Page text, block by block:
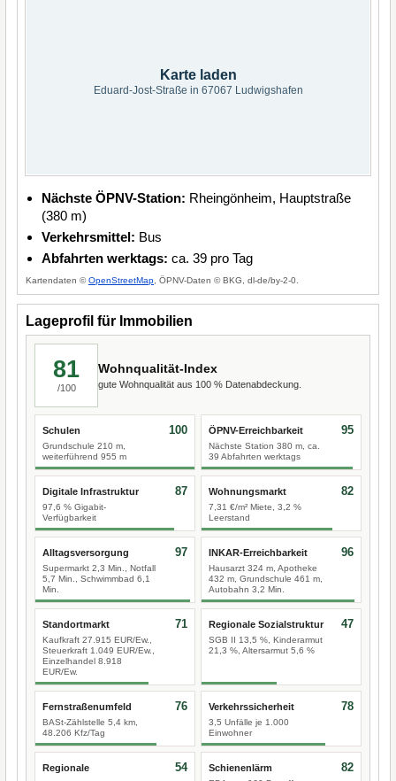
Karte laden
Eduard-Jost-Straße in 67067 Ludwigshafen
Nächste ÖPNV-Station: Rheingönheim, Hauptstraße
(380 m)
Verkehrsmittel: Bus
Abfahrten werktags: ca. 39 pro Tag
Kartendaten ©OpenStreetMap , ÖPNV-Daten © BKG, dl-de/by-2-0.
Lageprofil für Immobilien
81
/100
Wohnqualität-Index
gute Wohnqualität aus 100 % Datenabdeckung.
Schulen
Grundschule 210 m,
weiterführend 955 m
100 ÖPNV-Erreichbarkeit
Nächste Station 380 m, ca.
39 Abfahrten werktags
95
Digitale Infrastruktur
97,6 % Gigabit-
Verfügbarkeit
87 Wohnungsmarkt
7,31 €/m² Miete, 3,2 %
Leerstand
82
Alltagsversorgung
Supermarkt 2,3 Min., Notfall
5,7 Min., Schwimmbad 6,1
Min.
97 INKAR-Erreichbarkeit
Hausarzt 324 m, Apotheke
432 m, Grundschule 461 m,
Autobahn 3,2 Min.
96
Standortmarkt
Kaufkraft 27.915 EUR/Ew.,
Steuerkraft 1.049 EUR/Ew.,
Einzelhandel 8.918
EUR/Ew.
71 Regionale Sozialstruktur
SGB II 13,5 %, Kinderarmut
21,3 %, Altersarmut 5,6 %
47
Fernstraßenumfeld
BASt-Zählstelle 5,4 km,
48.206 Kfz/Tag
76 Verkehrssicherheit
3,5 Unfälle je 1.000
Einwohner
78
Regionale
54 Schienenlärm 82